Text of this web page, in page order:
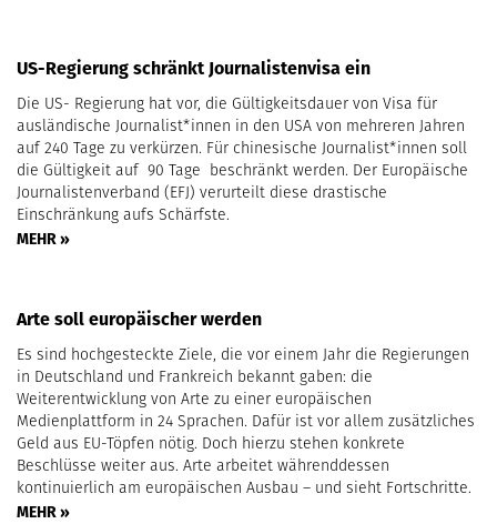
US-Regierung schränkt Journalistenvisa ein
Die US- Regierung hat vor, die Gültigkeitsdauer von Visa für
ausländische Journalist*innen in den USA von mehreren Jahren
auf 240 Tage zu verkürzen. Für chinesische Journalist*innen soll
die Gültigkeit auf 90 Tage beschränkt werden. Der Europäische
Journalistenverband (EFJ) verurteilt diese drastische
Einschränkung aufs Schärfste.
MEHR »
Arte soll europäischer werden
Es sind hochgesteckte Ziele, die vor einem Jahr die Regierungen
in Deutschland und Frankreich bekannt gaben: die
Weiterentwicklung von Arte zu einer europäischen
Medienplattform in 24 Sprachen. Dafür ist vor allem zusätzliches
Geld aus EU-Töpfen nötig. Doch hierzu stehen konkrete
Beschlüsse weiter aus. Arte arbeitet währenddessen
kontinuierlich am europäischen Ausbau – und sieht Fortschritte.
MEHR »